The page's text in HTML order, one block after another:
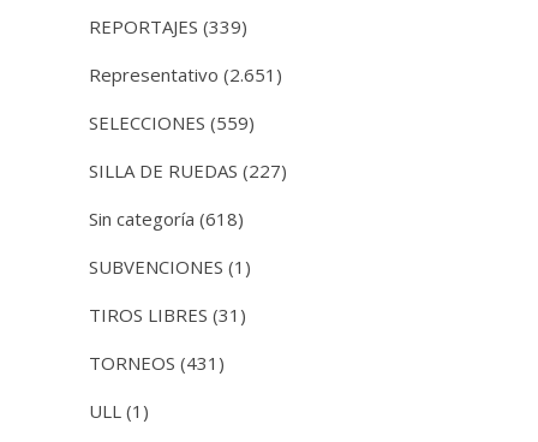
REPORTAJES (339)
Representativo (2.651)
SELECCIONES (559)
SILLA DE RUEDAS (227)
Sin categoría (618)
SUBVENCIONES (1)
TIROS LIBRES (31)
TORNEOS (431)
ULL (1)